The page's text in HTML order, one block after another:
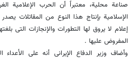
صناعة محلیة، معتبراً أن الحرب الإعلامیة
الإسلامیة بإنتاج هذا النوع من المقاتلات
إعلام لا یروق لها التطورات والإنجازات التی
المفروض علیها .
وأضاف وزیر الدفاع الإیرانی أنه على الأعداء